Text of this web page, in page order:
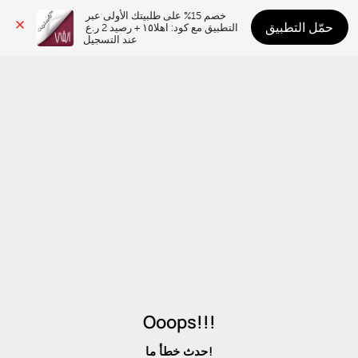
عند التسجيل
حمّل التطبيق
Ooops!!!
حدث خطأ ما!